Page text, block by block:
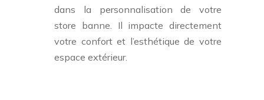
dans la personnalisation de votre
store banne. Il impacte directement
votre confort et l’esthétique de votre
espace extérieur.